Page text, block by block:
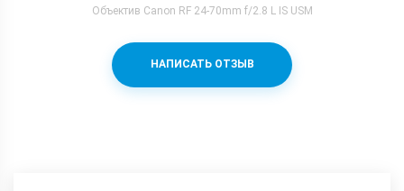
Объектив Canon RF 24-70mm f/2.8 L IS USM
НАПИСАТЬ ОТЗЫВ